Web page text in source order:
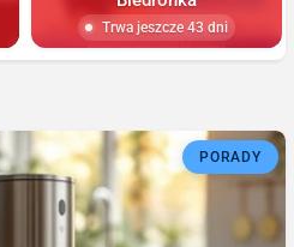
Trwa jeszcze 43 dni
PORADY